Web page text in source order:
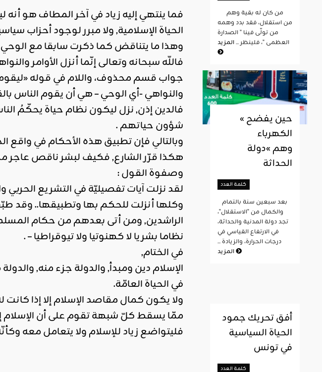
فما ينتهي إليه زياد في آخر المطاف هو أنه
الحياة الإسلامية, ولا مبرر لوجود أحزاب
وهذا ما يتناقض كما ذكرت سابقا مع الوحي
فاللّه سبحانه وتعالى إنّما أنزل الأوامر
جواب قسم محذوف، واللام في قوله «ليقوم
والنواهي -أي الوحي – هي أن يقوم الناس
فالدين إذن, نزل ليكون نظام حياة يحكّمُ
شؤون حياتهم .
وبالتالي فإن تطبيق هذه الأحكام في واقع
هكذا قرّر الشارع, فكيف لبشر ناقص عاجر
وصفوة القول :
لقد نزلت آيات تفصيليّة في التشريع الحربي
وكلها أنزلت للحكم بها وتطبيقها.. وقد
الراشدين, ومن أتى بعدهم من حكام
نظاما بشريا لا كهنوتيا ولا تيوقراطيا – .
في الختام,
الإسلام دين ومبدأ, والدولة جزء منه,
في الحياة العامّة.
ولا يكون كمال مقاصد الإسلام إلا إذا كانت
ممّا يسقط كلّ شبهة تقوم على أن الإسلام
فليتواضع زياد للإسلام ولا يتعامل معه
من استقلال، فقد بدد وهمه
من تولّى فينا " الصدارة
العظمى "، فلينظر ...المزيد
« حين يفضح
الكهرباء
وهم »دولة
الحداثة
كلمة العدد
والكمال من "الاستقلال"،
تجد دولة المدنية والحداثة،
في الارتفاع القياسي في
درجات الحرارة، والزيادة ...
المزيد
أفق تحريك جمود
الحياة السياسية
في تونس
كلمة العدد